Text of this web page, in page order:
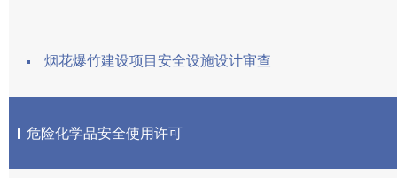
烟花爆竹建设项目安全设施设计审查
危险化学品安全使用许可